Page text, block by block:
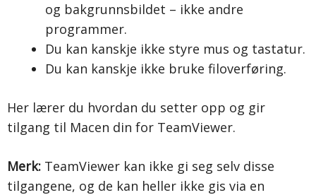
og bakgrunnsbildet – ikke andre
programmer.
Du kan kanskje ikke styre mus og tastatur.
Du kan kanskje ikke bruke filoverføring.
Her lærer du hvordan du setter opp og gir
tilgang til Macen din for TeamViewer.
Merk: TeamViewer kan ikke gi seg selv disse
tilgangene, og de kan heller ikke gis via en